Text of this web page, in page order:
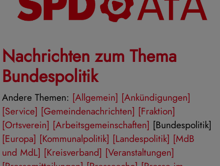
Nachrichten zum Thema
Bundespolitik
Andere Themen: [Allgemein] [Ankündigungen]
[Service] [Gemeindenachrichten] [Fraktion]
[Ortsverein] [Arbeitsgemeinschaften] [Bundespolitik]
[Europa] [Kommunalpolitik] [Landespolitik] [MdB
und MdL] [Kreisverband] [Veranstaltungen]